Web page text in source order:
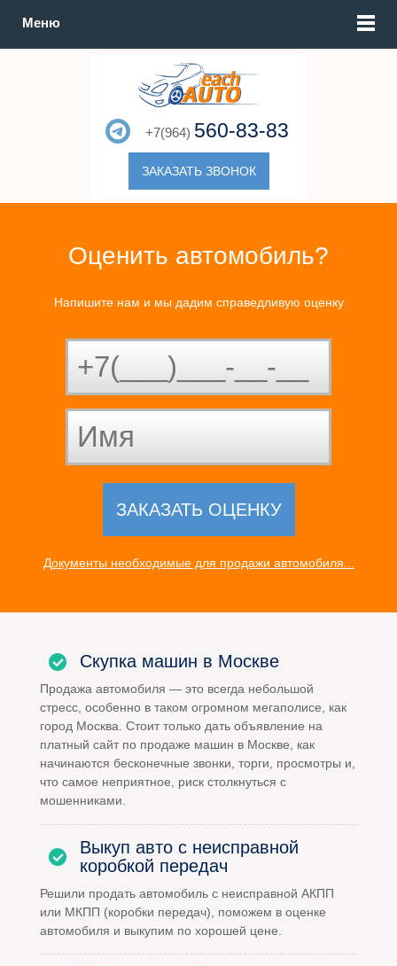
+7(964) 560-83-83
ЗАКАЗАТЬ ЗВОНОК
Меню
Оценить автомобиль?
Напишите нам и мы дадим справедливую оценку
Документы необходимые для продажи автомобиля...
Скупка машин в Москве
Продажа автомобиля — это всегда небольшой
стресс, особенно в таком огромном мегаполисе, как
город Москва. Стоит только дать объявление на
платный сайт по продаже машин в Москве, как
начинаются бесконечные звонки, торги, просмотры и,
что самое неприятное, риск столкнуться с
мошенниками.
Выкуп авто с неисправной
коробкой передач
Решили продать автомобиль с неисправной АКПП
или МКПП (коробки передач), поможем в оценке
автомобиля и выкупим по хорошей цене.